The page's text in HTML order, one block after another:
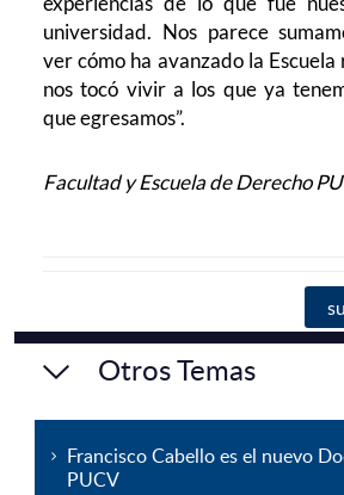
universidad. Nos parece
ver cómo ha avanzado la
nos tocó vivir a los que ya
que egresamos”.
Facultad y Escuela de Derecho
Otros Temas
Francisco Cabello es el nuevo
PUCV